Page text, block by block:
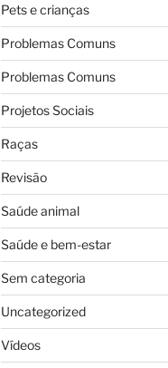
Pets e crianças
Problemas Comuns
Problemas Comuns
Projetos Sociais
Raças
Revisão
Saúde animal
Saúde e bem-estar
Sem categoria
Uncategorized
Vídeos